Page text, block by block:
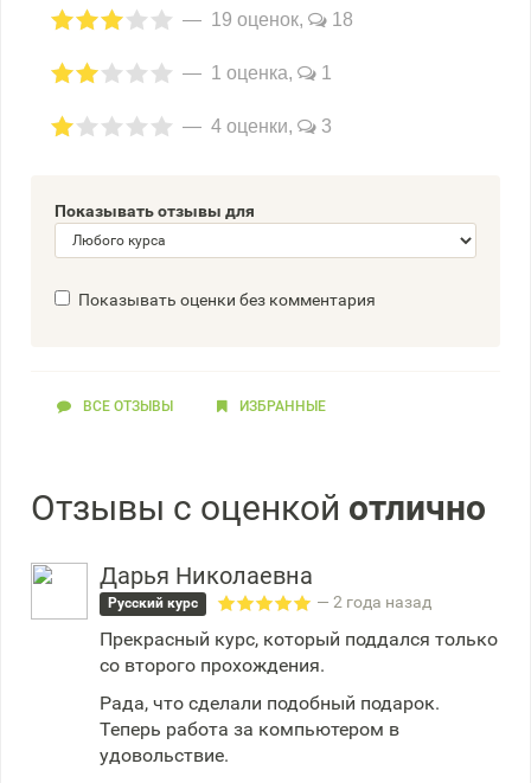
19 оценок, 18
1 оценка, 1
4 оценки, 3
Показывать отзывы для
Показывать оценки без комментария
ВСЕ ОТЗЫВЫ ИЗБРАННЫЕ
Отзывы с оценкой отлично
Дарья Николаевна
Русский курс — 2 года назад
Прекрасный курс, который поддался только
со второго прохождения.
Рада, что сделали подобный подарок.
Теперь работа за компьютером в
удовольствие.